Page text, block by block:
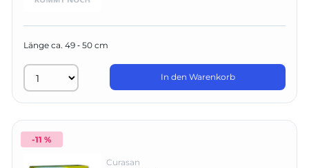
Länge ca. 49 ‑ 50 cm
In den Warenkorb
-11 %
Curasan